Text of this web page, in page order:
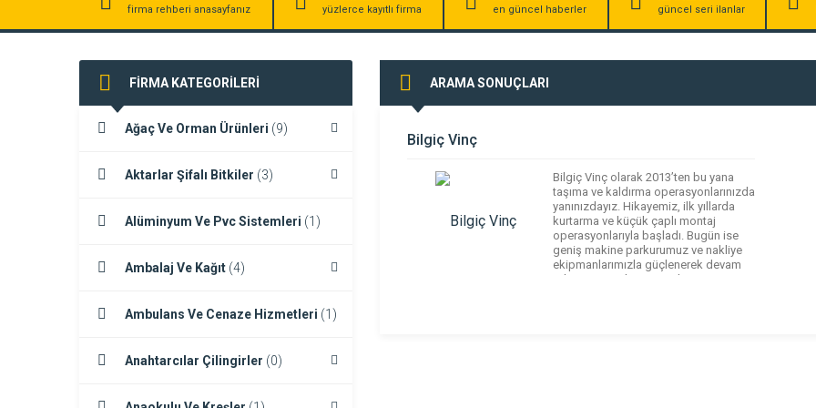
firma rehberi anasayfanız yüzlerce kayıtlı firma en güncel haberler güncel seri ilanlar
FİRMA KATEGORİLERİ
Ağaç Ve Orman Ürünleri (9)
Aktarlar Şifalı Bitkiler (3)
Alüminyum Ve Pvc Sistemleri (1)
Ambalaj Ve Kağıt (4)
Ambulans Ve Cenaze Hizmetleri (1)
Anahtarcılar Çilingirler (0)
ARAMA SONUÇLARI
Bilgiç Vinç
Bilgiç Vinç olarak 2013’ten bu yana
taşıma ve kaldırma operasyonlarınızda
yanınızdayız. Hikayemiz, ilk yıllarda
kurtarma ve küçük çaplı montaj
operasyonlarıyla başladı. Bugün ise
geniş makine parkurumuz ve nakliye
ekipmanlarımızla güçlenerek devam
ediyor. Her türlü taşıma, kurtarma ve